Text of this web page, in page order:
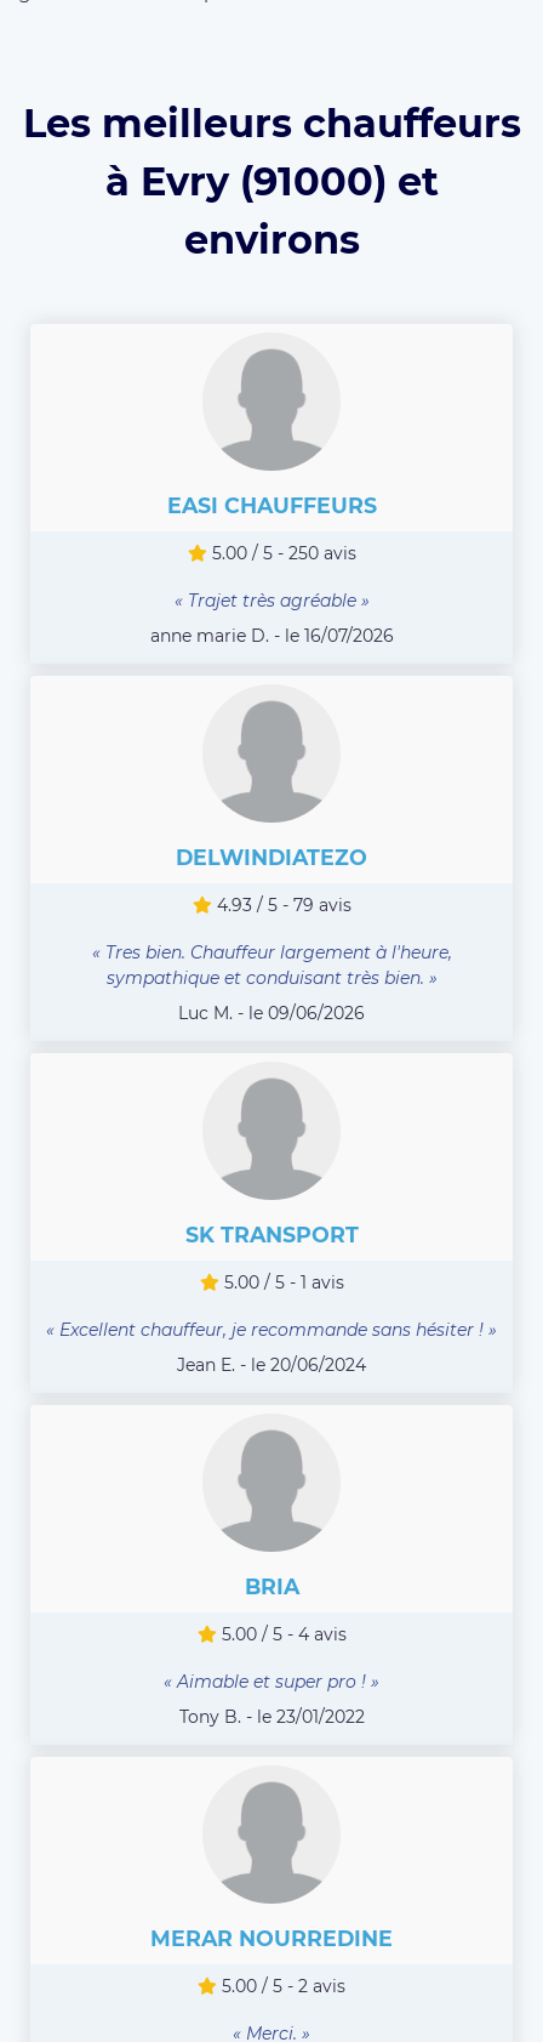
Les meilleurs chauffeurs
à Evry (91000) et
environs
EASI CHAUFFEURS
5.00 / 5 - 250 avis
« Trajet très agréable »
anne marie D. - le 16/07/2026
DELWINDIATEZO
4.93 / 5 - 79 avis
« Tres bien. Chauffeur largement à l'heure,
sympathique et conduisant très bien. »
Luc M. - le 09/06/2026
SK TRANSPORT
5.00 / 5 - 1 avis
« Excellent chauffeur, je recommande sans hésiter ! »
Jean E. - le 20/06/2024
BRIA
5.00 / 5 - 4 avis
« Aimable et super pro ! »
Tony B. - le 23/01/2022
MERAR NOURREDINE
5.00 / 5 - 2 avis
« Merci. »